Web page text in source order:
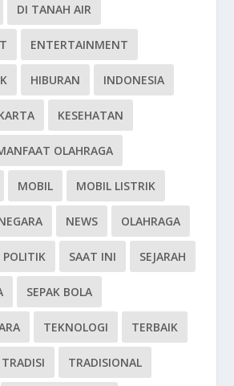
DI TANAH AIR
ENTERTAINMENT
HIBURAN INDONESIA
KESEHATAN
OLAHRAGA
MOBIL MOBIL LISTRIK
NEWS OLAHRAGA
POLITIK SAAT INI SEJARAH
SEPAK BOLA
TEKNOLOGI TERBAIK
TRADISI TRADISIONAL